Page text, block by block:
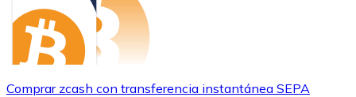
Comprar zcash con transferencia instantánea SEPA